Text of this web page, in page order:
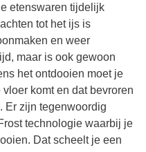
etenswaren tijdelijk
tot het ijs is
en weer
maar is ook gewoon
het ontdooien moet je
komt en dat bevroren
Er zijn tegenwoordig
technologie waarbij je
Dat scheelt je een